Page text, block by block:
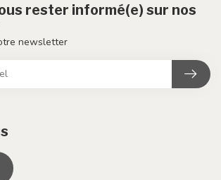
rester informé(e) sur nos
newsletter